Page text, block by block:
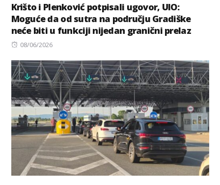
Krišto i Plenković potpisali ugovor, UIO:
Moguće da od sutra na području Gradiške
neće biti u funkciji nijedan granični prelaz
Posted
08/06/2026